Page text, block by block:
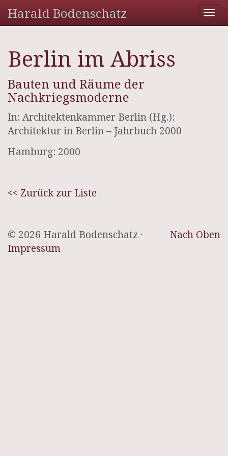
Harald Bodenschatz
Berlin im Abriss
Bauten und Räume der
Nachkriegsmoderne
In: Architektenkammer Berlin (Hg.):
Architektur in Berlin – Jahrbuch 2000
Hamburg: 2000
<< Zurück zur Liste
Nach Oben
© 2026 Harald Bodenschatz ·
Impressum